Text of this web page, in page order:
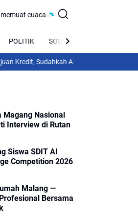
cuaca
POLITIK SOSIAL
Anda Menyimpannya di Brankas
Magang Nasional
Interview di Rutan
Siswa SDIT Al
Competition 2026
Malang —
Bersama